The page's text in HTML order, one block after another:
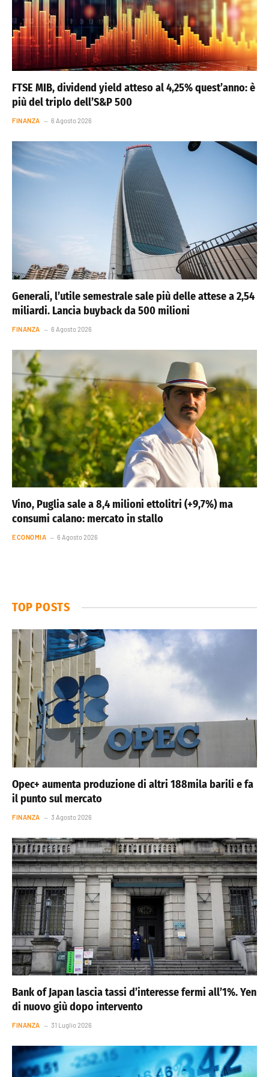
FTSE MIB, dividend yield atteso al 4,25% quest’anno: è
più del triplo dell’S&P 500
FINANZA 6 Agosto 2026
Generali, l’utile semestrale sale più delle attese a 2,54
miliardi. Lancia buyback da 500 milioni
FINANZA 6 Agosto 2026
Vino, Puglia sale a 8,4 milioni ettolitri (+9,7%) ma
consumi calano: mercato in stallo
ECONOMIA 6 Agosto 2026
TOP POSTS
Opec+ aumenta produzione di altri 188mila barili e fa
il punto sul mercato
FINANZA 3 Agosto 2026
Bank of Japan lascia tassi d’interesse fermi all’1%. Yen
di nuovo giù dopo intervento
FINANZA 31 Luglio 2026